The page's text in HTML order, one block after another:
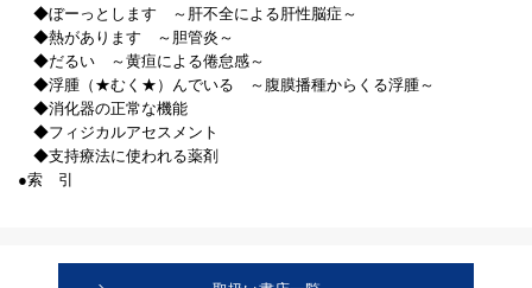
◆ぼーっとします ～肝不全による肝性脳症～
◆熱があります ～胆管炎～
◆だるい ～黄疸による倦怠感～
◆浮腫（★むく★）んでいる ～腹膜播種からくる浮腫～
◆消化器の正常な機能
◆フィジカルアセスメント
◆支持療法に使われる薬剤
●索 引